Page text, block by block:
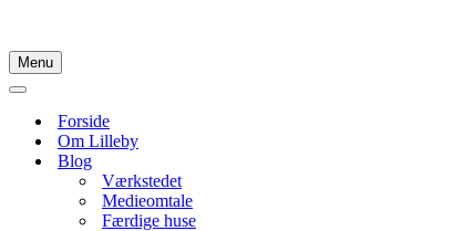
Menu
Navigation
Navigation
Forside
Om Lilleby
Blog
Værkstedet
Medieomtale
Færdige huse